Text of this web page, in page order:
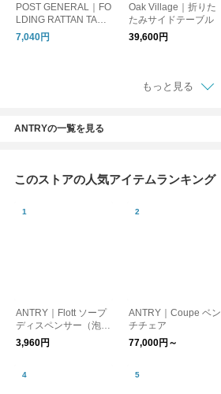
POST GENERAL｜FO
LDING RATTAN TABL
E -BY THE AROROG.-
/フォールディングラ
7,040円
Oak Village｜折りた
たみサイドテーブル
39,600円
もっと見る
ANTRYの一覧を見る
このストアの人気アイテムランキング
ANTRY｜Flott ソープ
ディスペンサー（泡タ
イプ）｜ソープボト
ル・ポンプボトル・ハ
3,960円
ANTRY｜Coupe ベン
チチェア
77,000円～